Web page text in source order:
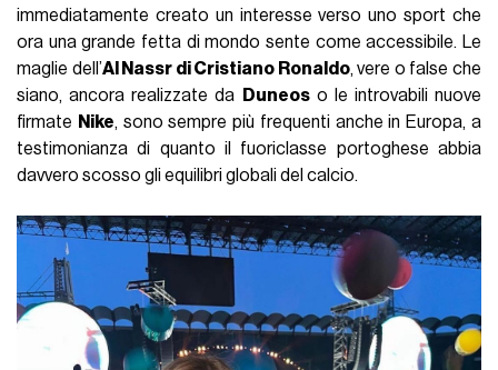
immediatamente creato un interesse verso uno sport che
ora una grande fetta di mondo sente come accessibile. Le
maglie dell’Al Nassr di Cristiano Ronaldo, vere o false che
siano, ancora realizzate da
Duneoso le introvabili nuove
firmate Nike, sono sempre più frequenti anche in Europa, a
testimonianza di quanto il fuoriclasse portoghese abbia
davvero scosso gli equilibri globali del calcio.